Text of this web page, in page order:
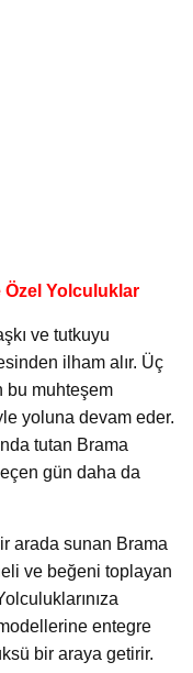
Özel Yolculuklar
ve tutkuyu
ilham alır. Üç
bu muhteşem
yoluna devam eder.
tutan Brama
gün daha da
arada sunan Brama
ve beğeni toplayan
entegre
bir araya getirir.